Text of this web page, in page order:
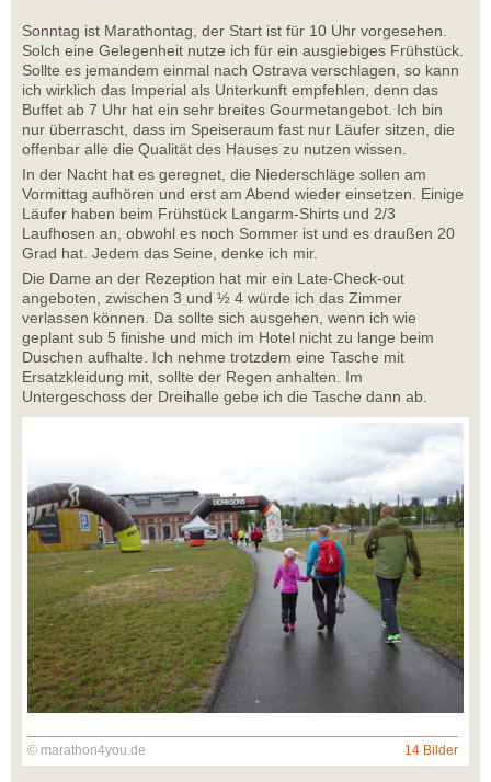
Sonntag ist Marathontag, der Start ist für 10 Uhr vorgesehen.
Solch eine Gelegenheit nutze ich für ein ausgiebiges Frühstück.
Sollte es jemandem einmal nach Ostrava verschlagen, so kann
ich wirklich das Imperial als Unterkunft empfehlen, denn das
Buffet ab 7 Uhr hat ein sehr breites Gourmetangebot. Ich bin
nur überrascht, dass im Speiseraum fast nur Läufer sitzen, die
offenbar alle die Qualität des Hauses zu nutzen wissen.
In der Nacht hat es geregnet, die Niederschläge sollen am
Vormittag aufhören und erst am Abend wieder einsetzen. Einige
Läufer haben beim Frühstück Langarm-Shirts und 2/3
Laufhosen an, obwohl es noch Sommer ist und es draußen 20
Grad hat. Jedem das Seine, denke ich mir.
Die Dame an der Rezeption hat mir ein Late-Check-out
angeboten, zwischen 3 und ½ 4 würde ich das Zimmer
verlassen können. Da sollte sich ausgehen, wenn ich wie
geplant sub 5 finishe und mich im Hotel nicht zu lange beim
Duschen aufhalte. Ich nehme trotzdem eine Tasche mit
Ersatzkleidung mit, sollte der Regen anhalten. Im
Untergeschoss der Dreihalle gebe ich die Tasche dann ab.
© marathon4you.de 14 Bilder